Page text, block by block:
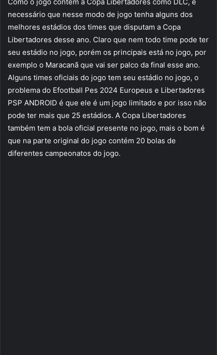
necessário que nesse modo de jogo tenha alguns dos
melhores estádios dos times que disputam a Copa
Libertadores desse ano. Claro que nem todo time pode ter
seu estádio no jogo, porém os principais está no jogo, por
exemplo o Maracanã que vai ser palco da final esse ano.
Alguns times oficiais do jogo tem seu estádio no jogo, o
problema do Efootball Pes 2024 Europeus e Libertadores
PSP ANDROID é que ele é um jogo limitado e por isso não
pode ter mais que 25 estádios. A Copa Libertadores
também tem a bola oficial presente no jogo, mais o bom é
que na parte original do jogo contém 20 bolas de
diferentes campeonatos do jogo.